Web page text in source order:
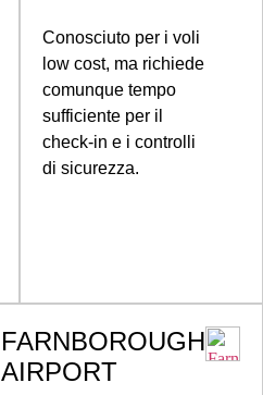
Conosciuto per i voli
low cost, ma richiede
comunque tempo
sufficiente per il
check-in e i controlli
di sicurezza.
FARNBOROUGH
AIRPORT